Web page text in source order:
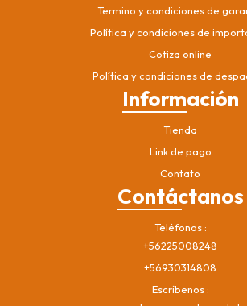
Termino y condiciones de
Política y condiciones de
Cotiza online
Política y condiciones de
Información
Tienda
Link de pago
Contato
Contáctanos
Teléfonos
+56225008248
+56930314808
Escríbenos